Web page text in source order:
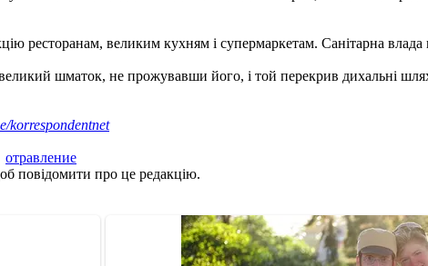
ресторанам, великим кухням і супермаркетам. Санітарна
великий шматок, не прожувавши його, і той перекрив дихальні
korrespondentnet
отравление
повідомити про це редакцію.